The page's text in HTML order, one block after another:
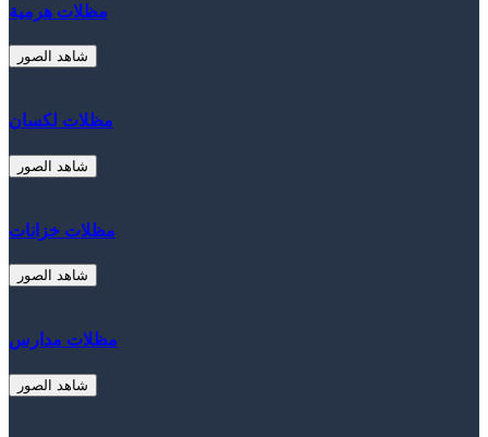
مظلات هرمية
شاهد الصور
مظلات لكسان
شاهد الصور
مظلات خزانات
شاهد الصور
مظلات مدارس
شاهد الصور